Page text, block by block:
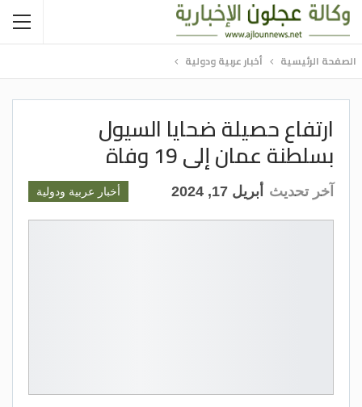
الصفحة الرئيسية أخبار عربية ودولية
ارتفاع حصيلة ضحايا السيول
بسلطنة عمان إلى 19 وفاة
أخبار عربية ودولية آخر تحديث أبريل 17, 2024